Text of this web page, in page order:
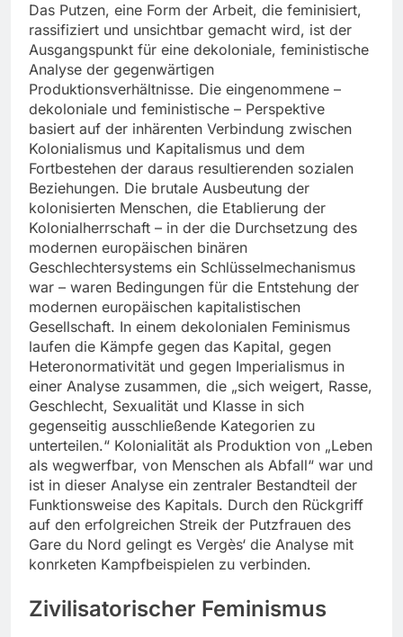
Das Putzen, eine Form der Arbeit, die feminisiert,
rassifiziert und unsichtbar gemacht wird, ist der
Ausgangspunkt für eine dekoloniale, feministische
Analyse der gegenwärtigen
Produktionsverhältnisse. Die eingenommene –
dekoloniale und feministische – Perspektive
basiert auf der inhärenten Verbindung zwischen
Kolonialismus und Kapitalismus und dem
Fortbestehen der daraus resultierenden sozialen
Beziehungen. Die brutale Ausbeutung der
kolonisierten Menschen, die Etablierung der
Kolonialherrschaft – in der die Durchsetzung des
modernen europäischen binären
Geschlechtersystems ein Schlüsselmechanismus
war – waren Bedingungen für die Entstehung der
modernen europäischen kapitalistischen
Gesellschaft. In einem dekolonialen Feminismus
laufen die Kämpfe gegen das Kapital, gegen
Heteronormativität und gegen Imperialismus in
einer Analyse zusammen, die „sich weigert, Rasse,
Geschlecht, Sexualität und Klasse in sich
gegenseitig ausschließende Kategorien zu
unterteilen.“ Kolonialität als Produktion von „Leben
als wegwerfbar, von Menschen als Abfall“ war und
ist in dieser Analyse ein zentraler Bestandteil der
Funktionsweise des Kapitals. Durch den Rückgriff
auf den erfolgreichen Streik der Putzfrauen des
Gare du Nord gelingt es Vergès‘ die Analyse mit
konrketen Kampfbeispielen zu verbinden.
Zivilisatorischer Feminismus